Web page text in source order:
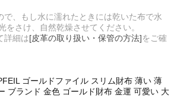
で、もし水に濡れたときには乾いた布で水
をさけ、自然乾燥させてください。
詳細は[皮革の取り扱い・保管の方法]をご確
ゴールドファイル スリム財布 薄い 薄
ブランド 金色 ゴールド財布 金運 可愛い 大